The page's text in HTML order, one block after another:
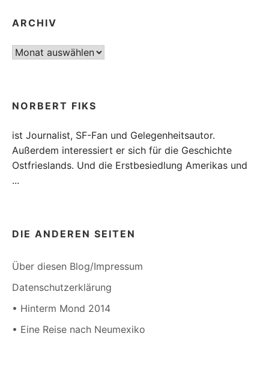
ARCHIV
Archiv
NORBERT FIKS
ist Journalist, SF-Fan und Gelegenheitsautor.
Außerdem interessiert er sich für die Geschichte
Ostfrieslands. Und die Erstbesiedlung Amerikas und
...
DIE ANDEREN SEITEN
Über diesen Blog/Impressum
Datenschutzerklärung
• Hinterm Mond 2014
• Eine Reise nach Neumexiko